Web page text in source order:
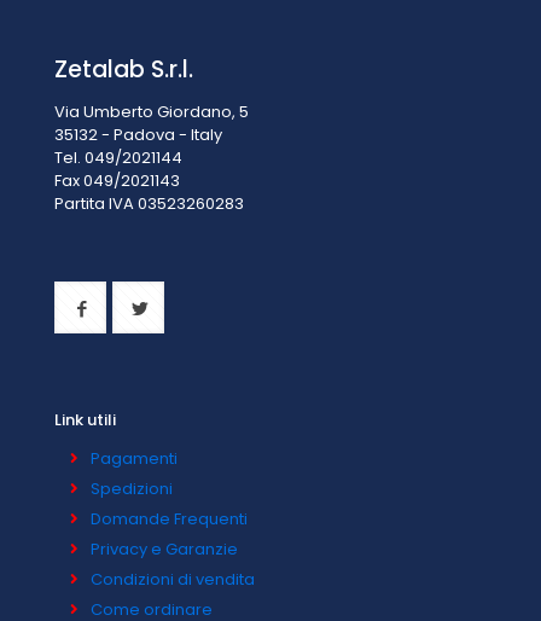
Zetalab S.r.l.
Via Umberto Giordano, 5
35132 - Padova - Italy
Tel. 049/2021144
Fax 049/2021143
Partita IVA 03523260283
Link utili
Pagamenti
Spedizioni
Domande Frequenti
Privacy e Garanzie
Condizioni di vendita
Come ordinare